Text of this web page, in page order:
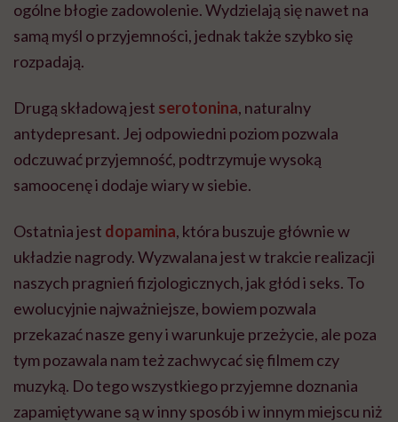
ogólne błogie zadowolenie. Wydzielają się nawet na
samą myśl o przyjemności, jednak także szybko się
rozpadają.
Drugą składową jest serotonina, naturalny
antydepresant. Jej odpowiedni poziom pozwala
odczuwać przyjemność, podtrzymuje wysoką
samoocenę i dodaje wiary w siebie.
Ostatnia jest dopamina, która buszuje głównie w
układzie nagrody. Wyzwalana jest w trakcie realizacji
naszych pragnień fizjologicznych, jak głód i seks. To
ewolucyjnie najważniejsze, bowiem pozwala
przekazać nasze geny i warunkuje przeżycie, ale poza
tym pozawala nam też zachwycać się filmem czy
muzyką. Do tego wszystkiego przyjemne doznania
zapamiętywane są w inny sposób i w innym miejscu niż